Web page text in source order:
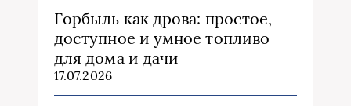
Горбыль как дрова: простое,
доступное и умное топливо
для дома и дачи
17.07.2026